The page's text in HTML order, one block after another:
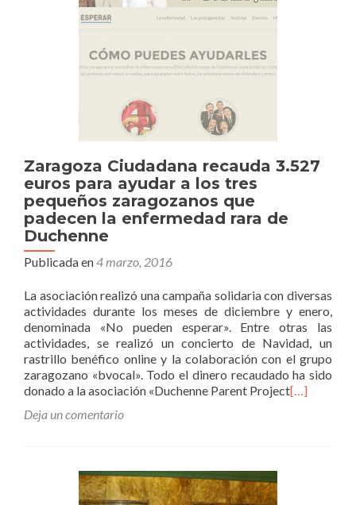
Zaragoza Ciudadana recauda 3.527
euros para ayudar a los tres
pequeños zaragozanos que
padecen la enfermedad rara de
Duchenne
Publicada en4 marzo, 2016
La asociación realizó una campaña solidaria con diversas
actividades durante los meses de diciembre y enero,
denominada «No pueden esperar». Entre otras las
actividades, se realizó un concierto de Navidad, un
rastrillo benéfico online y la colaboración con el grupo
zaragozano «bvocal». Todo el dinero recaudado ha sido
donado a la asociación «Duchenne Parent Project[…]
Deja un comentario